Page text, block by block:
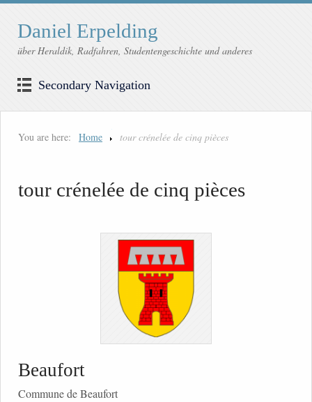
Daniel Erpelding
über Heraldik, Radfahren, Studentengeschichte und anderes
Secondary Navigation
You are here: Home tour crénelée de cinq pièces
tour crénelée de cinq pièces
Beaufort
Commune de Beaufort